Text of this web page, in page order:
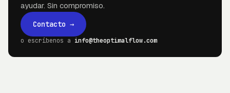
ayudar. Sin compromiso.
Contacto →
o escríbenos a info@theoptimalflow.com